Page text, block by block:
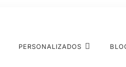
PERSONALIZADOS